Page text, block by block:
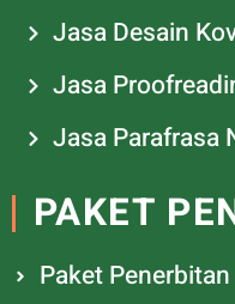
Jasa Desain
Jasa
Jasa Parafrasa
PAKET
Paket